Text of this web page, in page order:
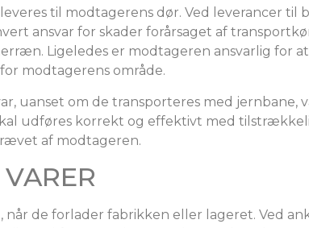
leveres til modtagerens dør. Ved leverancer
ansvar for skader forårsaget af
Ligeledes er modtageren ansvarlig for
modtagerens område.
uanset om de transporteres med jernbane,
udføres korrekt og effektivt med
af modtageren.
når de forlader fabrikken eller lageret. Ved